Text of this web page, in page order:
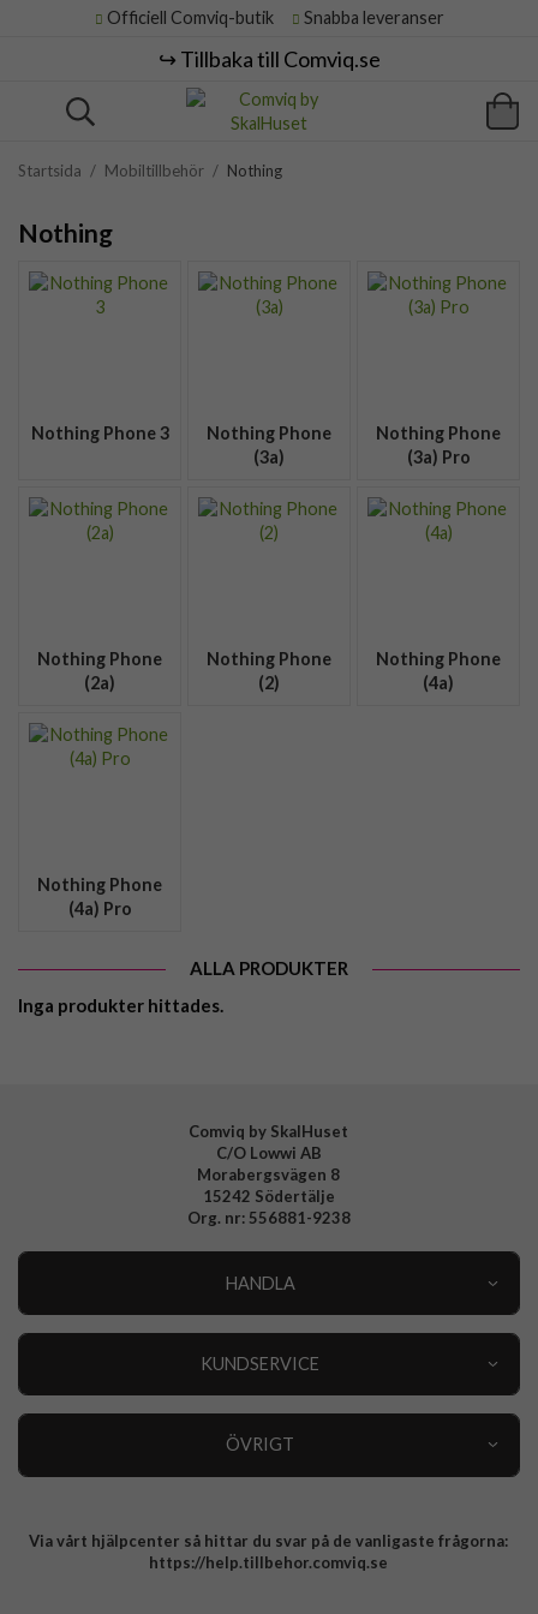
Officiell Comviq-butik Snabba leveranser
↪️ Tillbaka till Comviq.se
Startsida / Mobiltillbehör / Nothing
Nothing
Nothing Phone 3
Nothing Phone
(3a)
Nothing Phone
(3a) Pro
Nothing Phone
(2a)
Nothing Phone
(2)
Nothing Phone
(4a)
Nothing Phone
(4a) Pro
ALLA PRODUKTER
Inga produkter hittades.
Comviq by SkalHuset
C/O Lowwi AB
Morabergsvägen 8
15242 Södertälje
Org. nr: 556881-9238
HANDLA
KUNDSERVICE
ÖVRIGT
Integritetspolicy
Via vårt hjälpcenter så hittar du svar på de vanligaste frågorna:
https://help.tillbehor.comviq.se